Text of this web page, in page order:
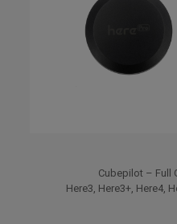
Cubepilot – Full
Here3, Here3+, Here4,